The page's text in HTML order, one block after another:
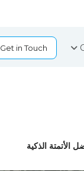
Get in Touch
الذكية